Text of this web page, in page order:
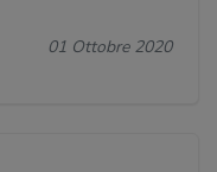
01 Ottobre 2020